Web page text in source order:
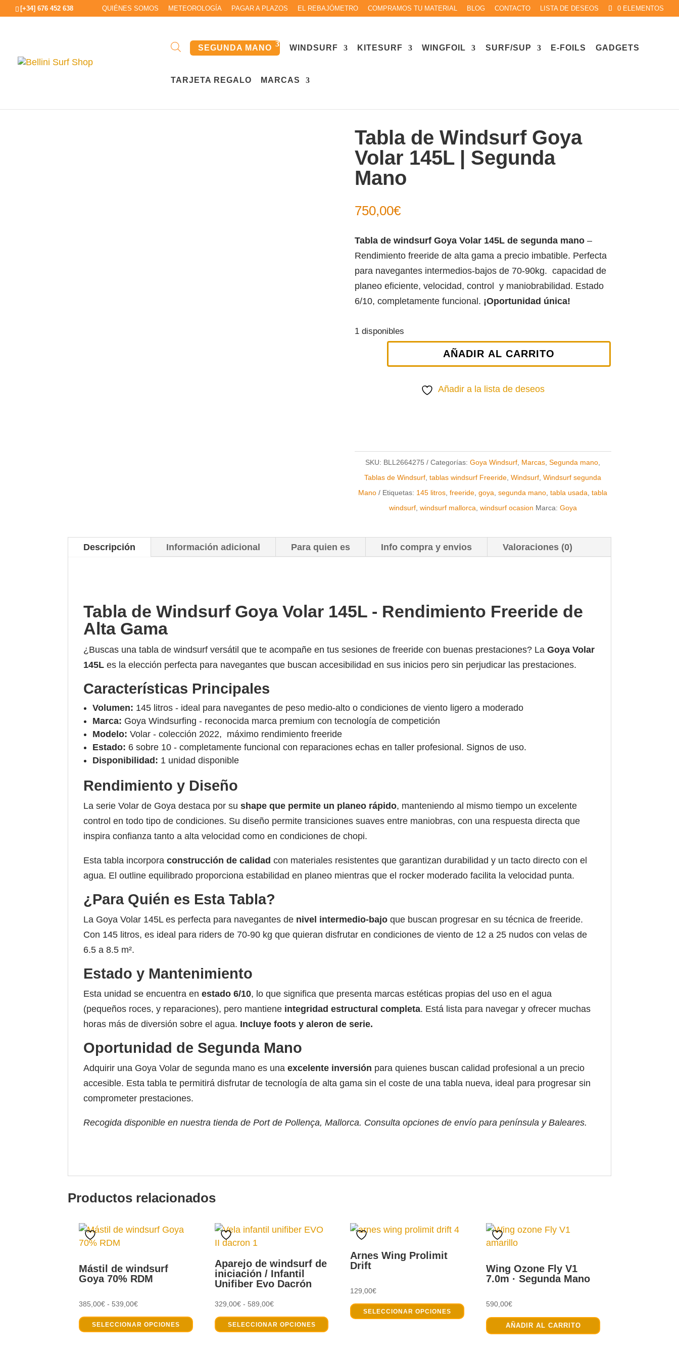
[+34] 676 452 638 QUIÉNES SOMOS METEOROLOGÍA PAGAR A PLAZOS EL REBAJÓMETRO COMPRAMOS TU MATERIAL BLOG CONTACTO LISTA DE DESEOS 0 ELEMENTOS
SEGUNDA MANO WINDSURF KITESURF WINGFOIL SURF/SUP E-FOILS GADGETS
TARJETA REGALO MARCAS
Windsurf segunda Mano/ Tabla de Windsurf Goya Volar 145L | Segunda Mano
Tabla de Windsurf Goya
Volar 145L | Segunda
Mano
750,00€
Tabla de windsurf Goya Volar 145L de segunda mano–
Rendimiento freeride de alta gama a precio imbatible. Perfecta
para navegantes intermedios-bajos de 70-90kg. capacidad de
planeo eficiente, velocidad, control y maniobrabilidad. Estado
6/10, completamente funcional. ¡Oportunidad única!
1 disponibles
|
SEGUNDA
MANO
CANTIDAD
AÑADIR AL CARRITO
Añadir a la lista de deseos
SKU: BLL2664275 Categorías:Goya Windsurf Marcas ,Segunda mano
Tablas de Windsurf ,tablas windsurf Freeride ,Windsurf ,Windsurf segunda
Mano
Etiquetas: 145 litros ,freeride ,goya ,segunda mano ,tabla usada ,tabla
windsurf, windsurf mallorca windsurf ocasion Marca: Goya
Descripción Información adicional Para quien es Info compra y envios Valoraciones (0)
Tabla de Windsurf Goya Volar 145L - Rendimiento Freeride de
Alta Gama
¿Buscas una tabla de windsurf versátil que te acompañe en tus sesiones de freeride con buenas prestaciones? LaGoya Volar
145L es la elección perfecta para navegantes que buscan accesibilidad en sus inicios pero sin perjudicar las prestaciones.
Características Principales
Volumen: 145 litros - ideal para navegantes de peso medio-alto o condiciones de viento ligero a moderado
Marca: Goya Windsurfing - reconocida marca premium con tecnología de competición
Modelo: Volar - colección 2022, máximo rendimiento freeride
Estado: 6 sobre 10 - completamente funcional con reparaciones echas en taller profesional. Signos de uso.
Disponibilidad: 1 unidad disponible
Rendimiento y Diseño
La serie Volar de Goya destaca por sushape que permite un planeo rápido, manteniendo al mismo tiempo un excelente
control en todo tipo de condiciones. Su diseño permite transiciones suaves entre maniobras, con una respuesta directa que
inspira confianza tanto a alta velocidad como en condiciones de chopi.
Esta tabla incorporaconstrucción de calidadcon materiales resistentes que garantizan durabilidad y un tacto directo con el
agua. El outline equilibrado proporciona estabilidad en planeo mientras que el rocker moderado facilita la velocidad punta.
¿Para Quién es Esta Tabla?
La Goya Volar 145L es perfecta para navegantes de nivel intermedio-bajoque buscan progresar en su técnica de freeride.
Con 145 litros, es ideal para riders de 70-90 kg que quieran disfrutar en condiciones de viento de 12 a 25 nudos con velas de
6.5 a 8.5 m².
Estado y Mantenimiento
Esta unidad se encuentra enestado 6/10, lo que significa que presenta marcas estéticas propias del uso en el agua
(pequeños roces, y reparaciones), pero mantiene integridad estructural completa. Está lista para navegar y ofrecer muchas
horas más de diversión sobre el agua. Incluye foots y aleron de serie.
Oportunidad de Segunda Mano
Adquirir una Goya Volar de segunda mano es unaexcelente inversión para quienes buscan calidad profesional a un precio
accesible. Esta tabla te permitirá disfrutar de tecnología de alta gama sin el coste de una tabla nueva, ideal para progresar sin
comprometer prestaciones.
Recogida disponible en nuestra tienda de Port de Pollença, Mallorca. Consulta opciones de envío para península y Baleares.
Productos relacionados
Mástil de windsurf
Goya 70% RDM
385,00€ - 539,00€Rango
de
precios:
SELECCIONAR OPCIONES
Este
producto
Aparejo de windsurf de
iniciación / Infantil
Unifiber Evo Dacrón
329,00€ - 589,00€Rango
de
precios:
SELECCIONAR OPCIONES
producto
Arnes Wing Prolimit
Drift
129,00€
SELECCIONAR OPCIONES
producto
Wing Ozone Fly V1
7.0m · Segunda Mano
590,00€
AÑADIR AL CARRITO